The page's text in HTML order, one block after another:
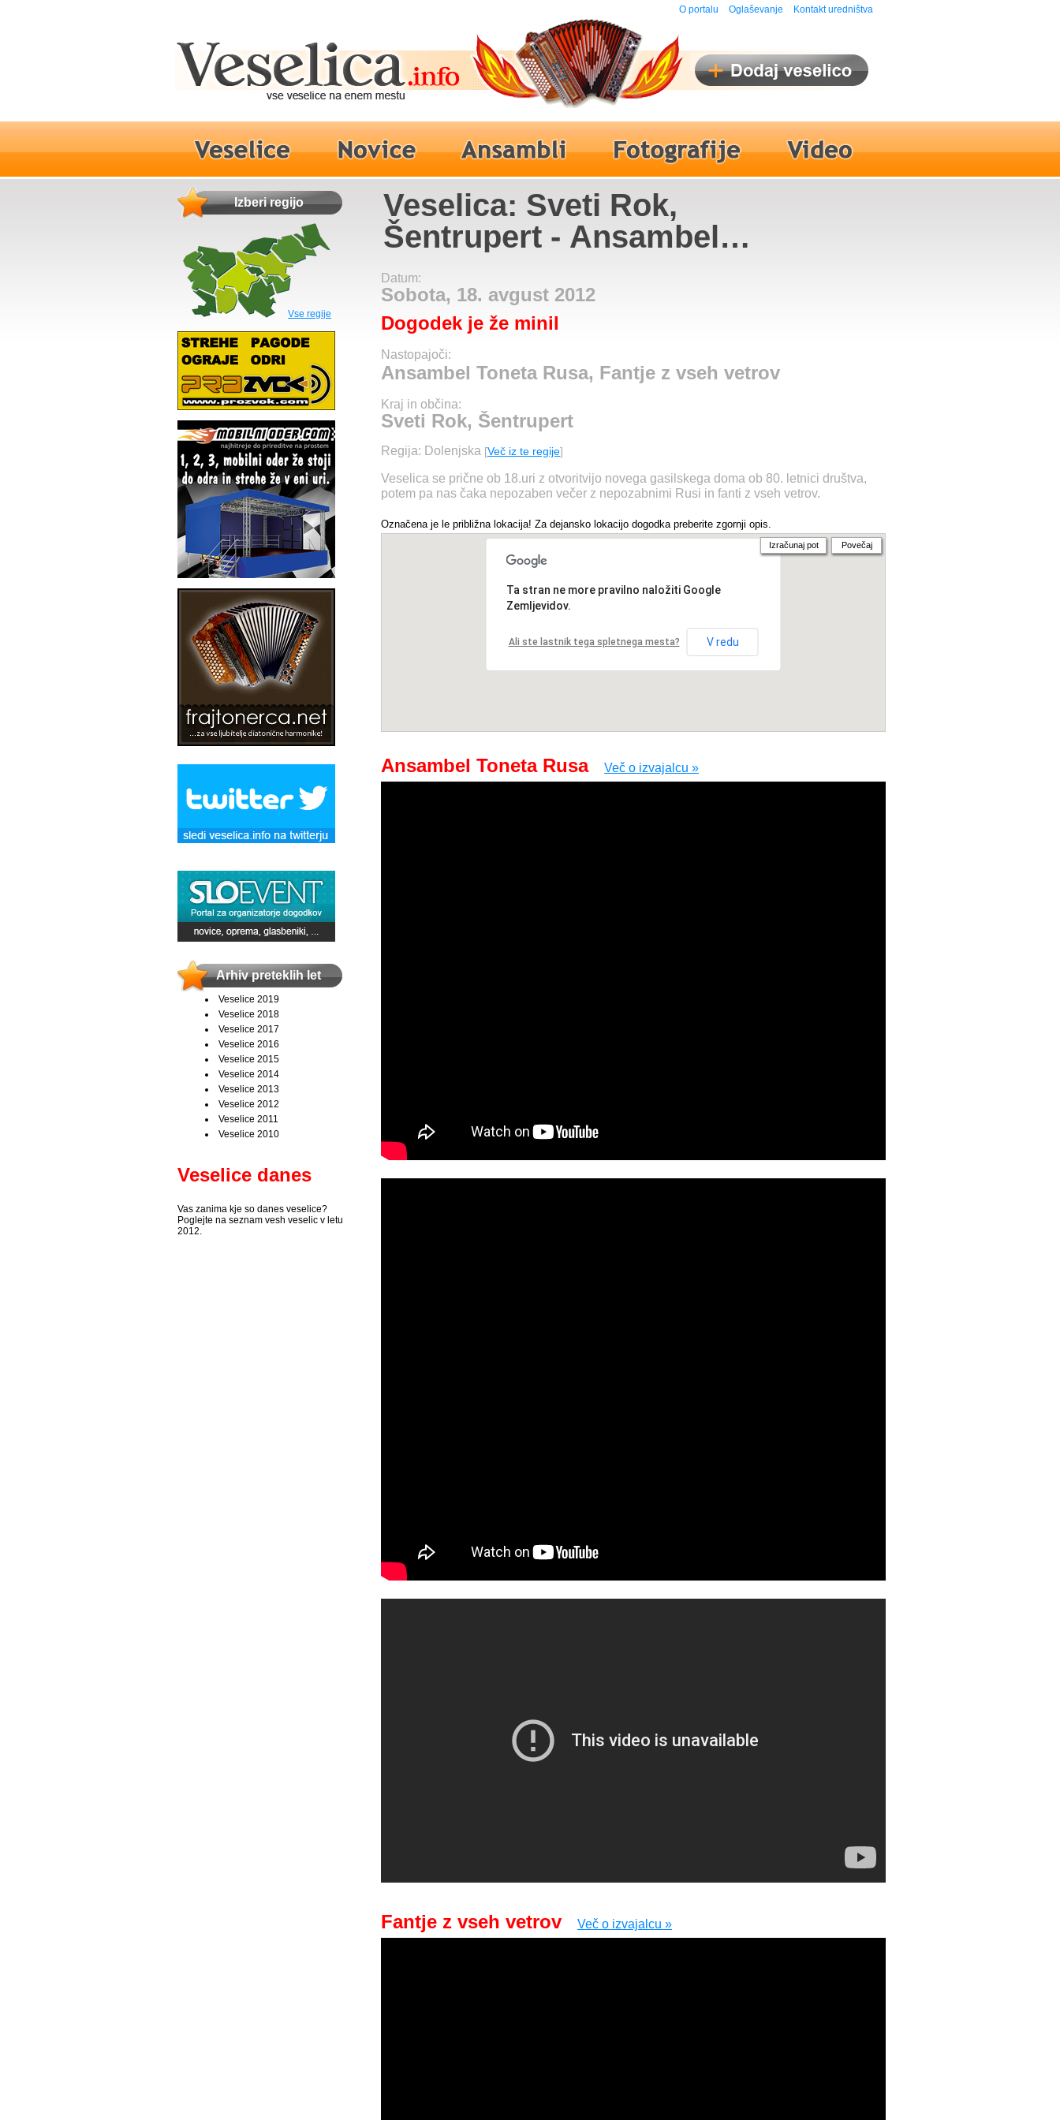
O portalu Oglaševanje Kontakt uredništva
Izberi regijo
Vse regije
Arhiv preteklih let
Veselice 2019
Veselice 2018
Veselice 2017
Veselice 2016
Veselice 2015
Veselice 2014
Veselice 2013
Veselice 2012
Veselice 2011
Veselice 2010
Veselice danes
Vas zanima kje so danes veselice?
Poglejte na seznam vesh veselic v letu
2012.
Veselica: Sveti Rok,
Šentrupert - Ansambel
Toneta Rusa, Fantje z vseh
vetrov
Datum:
Sobota, 18. avgust 2012
Dogodek je že minil
Nastopajoči:
Ansambel Toneta Rusa, Fantje z vseh vetrov
Kraj in občina:
Sveti Rok, Šentrupert
Regija: Dolenjska [Več iz te regije]
Veselica se prične ob 18.uri z otvoritvijo novega gasilskega doma ob 80. letnici društva,
potem pa nas čaka nepozaben večer z nepozabnimi Rusi in fanti z vseh vetrov.
Označena je le približna lokacija! Za dejansko lokacijo dogodka preberite zgornji opis.
Ta stran ne more pravilno naložiti Google
Zemljevidov.
Ali ste lastnik tega spletnega mesta? V redu
Izračunaj pot Povečaj
Ansambel Toneta Rusa Več o izvajalcu »
Fantje z vseh vetrov Več o izvajalcu »